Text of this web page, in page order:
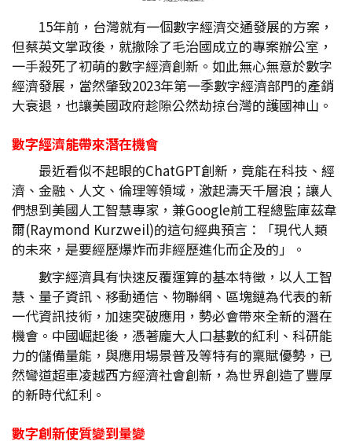
15年前，台灣就有一個數字經濟交通發展的方案，
但蔡英文掌政後，就撤除了毛治國成立的專案辦公室，
一手殺死了初萌的數字經濟創新。如此無心無意於數字
經濟發展，當然肇致2023年第一季數字經濟部門的產銷
大衰退，也讓美國政府趁隙公然劫掠台灣的護國神山。
數字經濟能帶來潛在機會
最近看似不起眼的ChatGPT創新，竟能在科技、經
濟、金融、人文、倫理等領域，激起濤天千層浪；讓人
們想到美國人工智慧專家，兼Google前工程總監庫茲韋
爾(Raymond Kurzweil)的這句經典預言：「現代人類
的未來，是要經歷爆炸而非經歷進化而企及的」。
數字經濟具有快速反覆運算的基本特徵，以人工智
慧、量子資訊、移動通信、物聯網、區塊鏈為代表的新
一代資訊技術，加速突破應用，勢必會帶來全新的潛在
機會。中國崛起後，憑著龐大人口基數的紅利、科研能
力的儲備量能，與應用場景普及等特有的稟賦優勢，已
然彎道超車凌越西方經濟社會創新，為世界創造了豐厚
的新時代紅利。
數字創新使質變到量變